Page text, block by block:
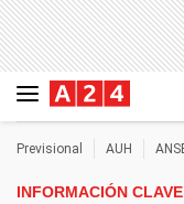
Previsional AUH
INFORMACIÓN CLAVE